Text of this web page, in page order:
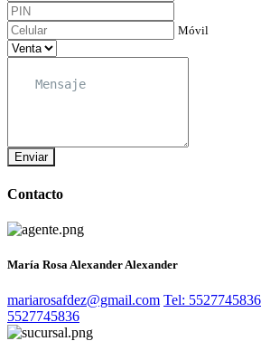
Móvil
Enviar
Contacto
María Rosa Alexander Alexander
mariarosafdez@gmail.com Tel: 5527745836
5527745836